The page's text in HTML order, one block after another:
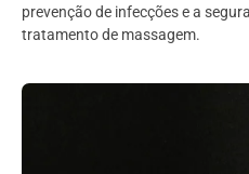
prevenção de infecções e a
tratamento de massagem.